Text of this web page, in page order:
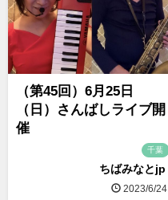
（第45回）6月25日
（日）さんばしライブ開
催
千葉
ちばみなとjp
2023/6/24